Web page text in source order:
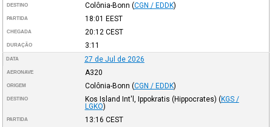
DESTINO Colônia-Bonn (CGN / EDDK)
PARTIDA 18:01 EEST
CHEGADA 20:12 CEST
DURAÇÃO 3:11
DATA 27 de Jul de 2026
AERONAVE A320
ORIGEM Colônia-Bonn (CGN / EDDK)
DESTINO Kos Island Int'l, Ippokratis (Hippocrates) (KGS /
LGKO)
PARTIDA 13:16 CEST